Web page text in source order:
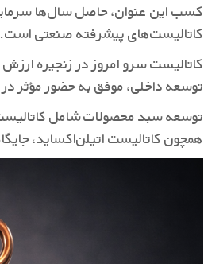
کسب این عنوان، حاصل سال‌ها
کاتالیست‌های پیشرفته صنعتی است.
کاتالیست سرو امروز در زنجیره
توسعه داخلی، موفق به حضور مؤثر
توسعه سبد محصولات شامل
همچون کاتالیست اتیلن‌اکساید،